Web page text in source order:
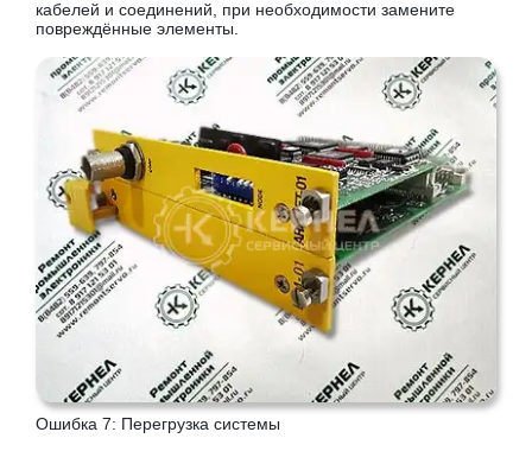
кабелей и соединений, при необходимости замените
повреждённые элементы.
Ошибка 7: Перегрузка системы